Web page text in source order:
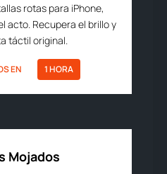
rotas para iPhone,
acto. Recupera el brillo y
táctil original.
EN 1 HORA
Mojados